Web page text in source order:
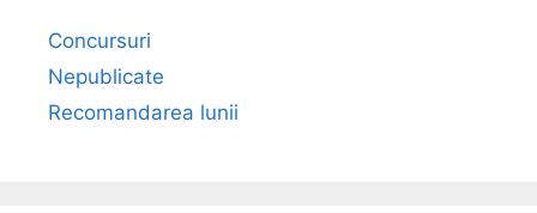
Concursuri
Nepublicate
Recomandarea lunii